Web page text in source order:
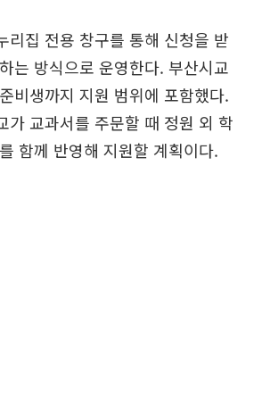
리집 전용 창구를 통해 신청을 받
는 방식으로 운영한다. 부산시교
비생까지 지원 범위에 포함했다.
가 교과서를 주문할 때 정원 외 학
함께 반영해 지원할 계획이다.